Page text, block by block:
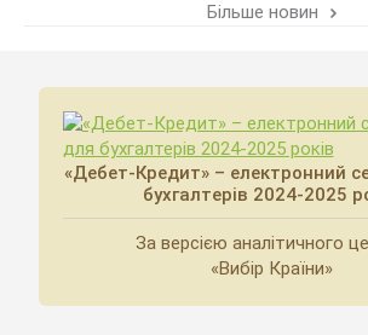
Більше новин
«Дебет-Кредит» – електронний
бухгалтерів 2024-2025
За версією аналітичного
«Вибір Країни»